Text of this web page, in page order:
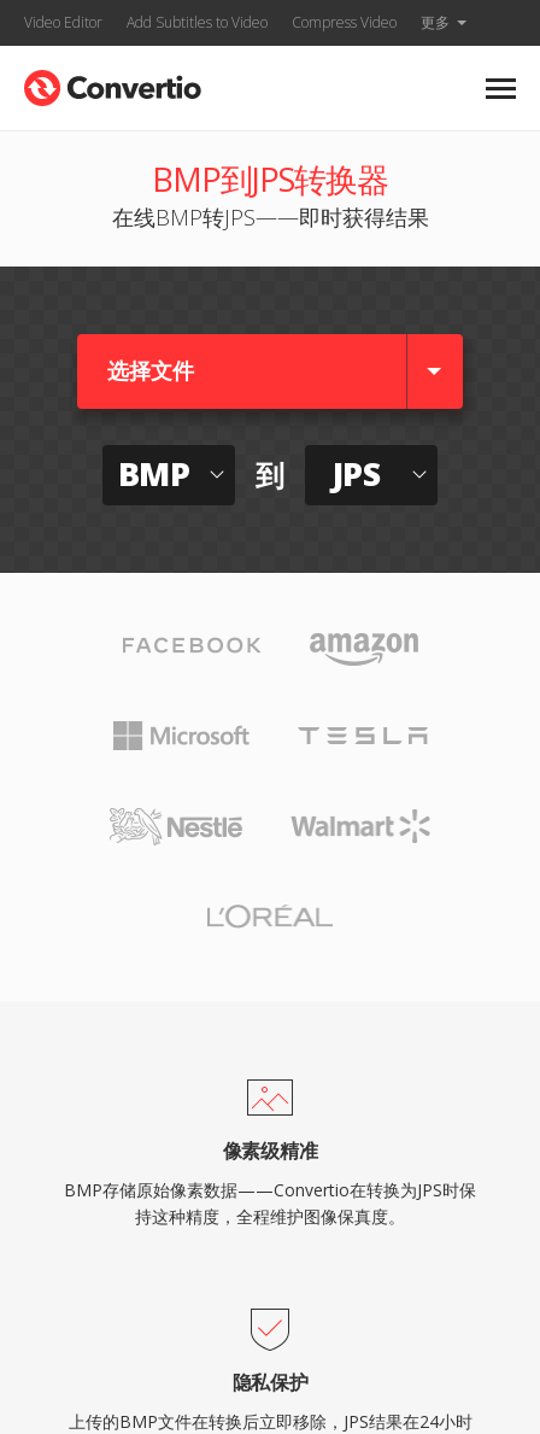
Video Editor Add Subtitles to Video Compress Video 更多
BMP到JPS转换器
在线BMP转JPS——即时获得结果
选择文件
BMP 到 JPS
像素级精准
BMP存储原始像素数据——Convertio在转换为JPS时保
持这种精度，全程维护图像保真度。
隐私保护
上传的BMP文件在转换后立即移除，JPS结果在24小时